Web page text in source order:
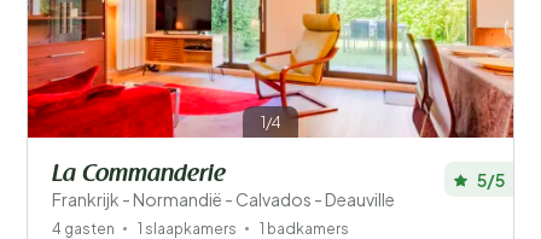
1/4
La Commanderie
Frankrijk - Normandië - Calvados - Deauville
5/5
4 gasten 1 slaapkamers 1 badkamers